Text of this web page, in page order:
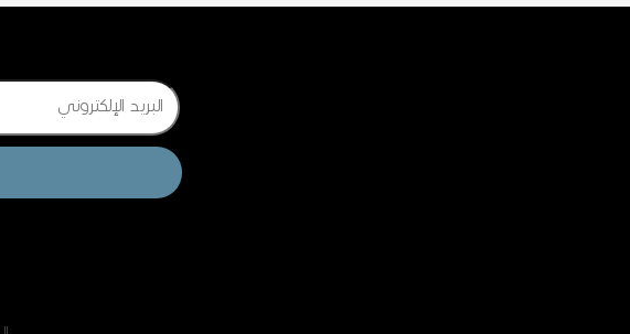
Email